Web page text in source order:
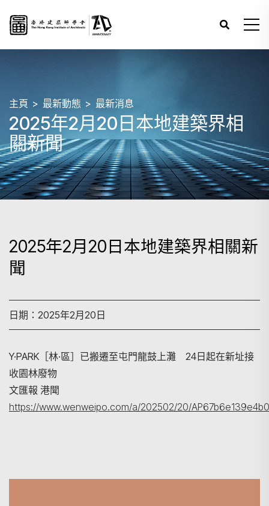
主頁 最新動態 最新消息
2025年2月20日本地建築界相
關新聞
2025年2月20日本地建築界相關新
聞
日期：2025年2月20日
Y·PARK［林·區］已搬遷至屯門龍鼓上灘 24日起在新址接
收園林廢物
文匯報 港聞
https://www.wenweipo.com/a/202502/20/